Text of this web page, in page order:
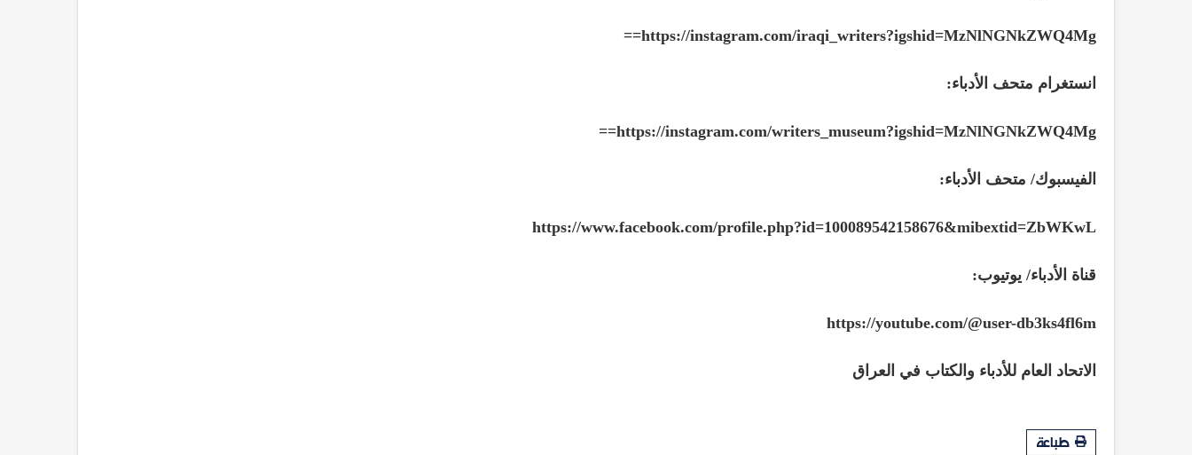
https://instagram.com/iraqi_writers?igshid=MzNlNGNkZWQ4Mg
==
انستغرام متحف الأدباء:
https://instagram.com/writers_museum?igshid=MzNlNGNkZWQ4Mg
==
الفيسبوك/ متحف الأدباء:
https://www.facebook.com/profile.php?id=100089542158676&mibextid=ZbWKwL
قناة الأدباء/ يوتيوب:
https://youtube.com/@user-db3ks4fl6m
الاتحاد العام للأدباء والكتاب في العراق
طباعة